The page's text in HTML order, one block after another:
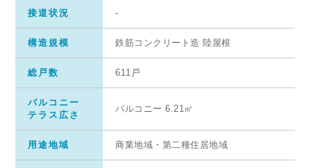
接道状況 -
構造規模 鉄筋コンクリート造 陸屋根
総戸数 611戸
バルコニー
テラス広さ
バルコニー 6.21㎡
用途地域 商業地域・第二種住居地域